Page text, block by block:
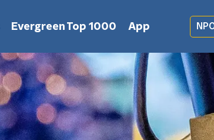
Evergreen Top 1000 App